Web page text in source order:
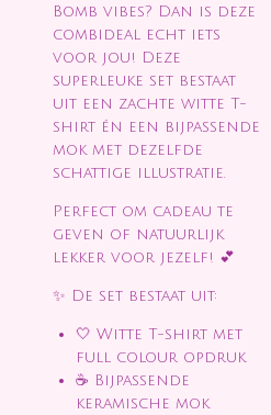
Bomb vibes? Dan is deze
combideal echt iets
voor jou! Deze
superleuke set bestaat
uit een zachte witte T-
shirt én een bijpassende
mok met dezelfde
schattige illustratie.
Perfect om cadeau te
geven of natuurlijk
lekker voor jezelf! 💕
✨ De set bestaat uit:
🤍 Witte T-shirt met
full colour opdruk
☕ Bijpassende
keramische mok